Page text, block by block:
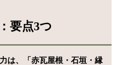
要点3つ
は、「赤瓦屋根・石垣・縁